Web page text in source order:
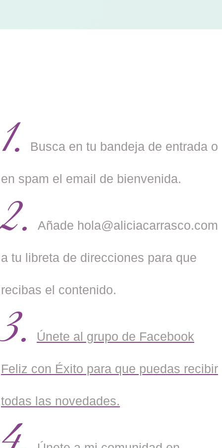
1. Busca en tu bandeja de entrada o
en spam el email de bienvenida.
2. Añade hola@aliciacarrasco.com
a tu libreta de direcciones para que
recibas el contenido.
3. Únete al grupo de Facebook
Feliz con Éxito para que puedas recibir
todas las novedades.